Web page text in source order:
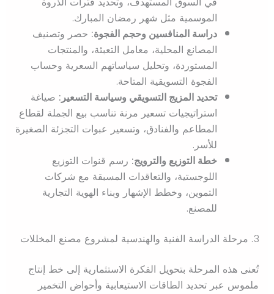
الموسمية مثل شهر رمضان المبارك.
دراسة المنافسين وحجم الفجوة:حصر وتصنيف
المصانع المحلية، معامل التعبئة، والمنتجات
المستوردة، وتحليل سياساتهم السعرية وحساب
الفجوة التسويقية المتاحة.
تحديد المزيج التسويقي وسياسة التسعير:صياغة
استراتيجيات تسعير مرنة تناسب بيع الجملة لقطاع
المطاعم والفنادق، وتسعير عبوات التجزئة الصغيرة
للأسر.
خطة التوزيع والترويج:رسم قنوات التوزيع
اللوجستية، والتعاقدات المسبقة مع شركات
التموين، وخطط الإشهار وبناء الهوية التجارية
للمصنع.
3. مرحلة الدراسة الفنية والهندسية لمشروع مصنع المخللات
تُعنى هذه المرحلة بتحويل الفكرة الاستثمارية إلى خط إنتاج
ملموس عبر تحديد الطاقات الاستيعابية وأحواض التخمير